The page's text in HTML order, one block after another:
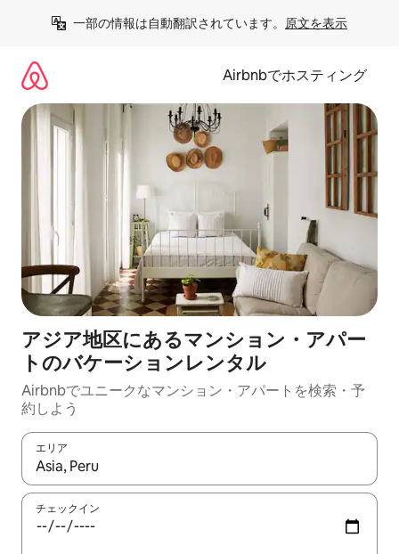
一部の情報は自動翻訳されています。 原文を表示
Airbnbでホスティング
アジア地区にあるマンション・アパー
トのバケーションレンタル
Airbnbでユニークなマンション・アパートを検索・予
約しよう
エリア
検索結果が表示されたら、上下の矢印キーを使って移動するか
チェックイン